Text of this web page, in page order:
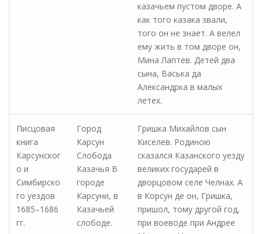
казачьем пустом дворе. А
как того казака звали,
того он не знает. А велел
ему жить в том дворе он,
Мина Лаптев. Детей два
сына, Васька да
Александрка в малых
летех.
Писцовая
книга
Карсунског
о и
Симбирско
го уездов
1685–1686
гг.
Город
Карсун
Слобода
Казачья В
городе
Карсуни, в
Казачьей
слободе.
Гришка Михайлов сын
Киселев. Родиною
сказался Казанского уезду
великих государей в
дворцовом селе Челнах. А
в Корсун де он, Гришка,
пришол, тому другой год,
при воеводе при Андрее